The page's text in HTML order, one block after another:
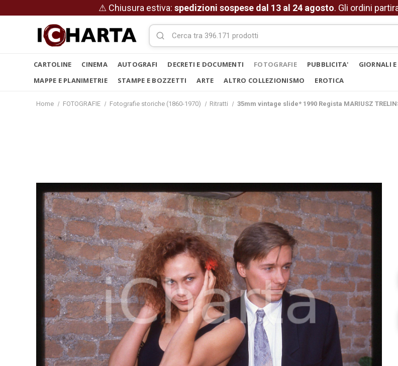
⚠ Chiusura estiva: spedizioni sospese dal 13 al 24 agosto. Gli ordini
CARTOLINE CINEMA AUTOGRAFI DECRETI E DOCUMENTI FOTOGRAFIE PUBBLICITA' GIORNALI
MAPPE E PLANIMETRIE
STAMPE E BOZZETTI ARTE ALTRO COLLEZIONISMO EROTICA
Home FOTOGRAFIE Fotografie storiche (1860-1970) Ritratti 35mm vintage slide* 1990 Regista MARIUSZ